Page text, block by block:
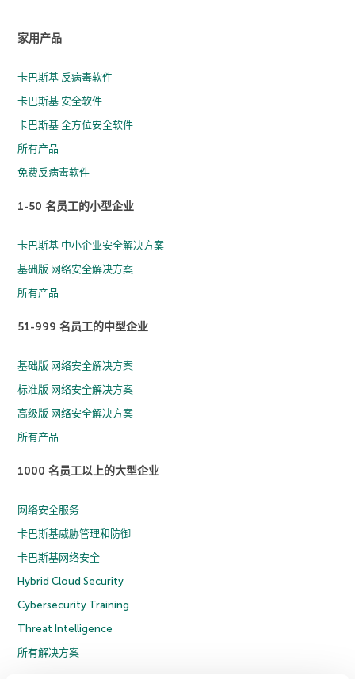
家用产品
卡巴斯基 反病毒软件
卡巴斯基 安全软件
卡巴斯基 全方位安全软件
所有产品
免费反病毒软件
1-50 名员工的小型企业
卡巴斯基 中小企业安全解决方案
基础版 网络安全解决方案
所有产品
51-999 名员工的中型企业
基础版 网络安全解决方案
标准版 网络安全解决方案
高级版 网络安全解决方案
所有产品
1000 名员工以上的大型企业
网络安全服务
卡巴斯基威胁管理和防御
卡巴斯基网络安全
Hybrid Cloud Security
Cybersecurity Training
Threat Intelligence
所有解决方案